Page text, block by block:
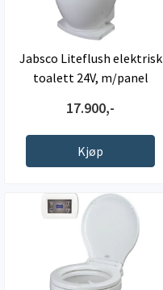
Jabsco Liteflush elektrisk
toalett 24V, m/panel
17.900,-
Kjøp